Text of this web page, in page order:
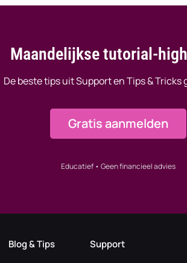
Maandelijkse tutorial-
De beste tips uit Support en Tips & Tricks
Gratis aanmelden
Educatief • Geen financieel advies
Blog & Tips Support